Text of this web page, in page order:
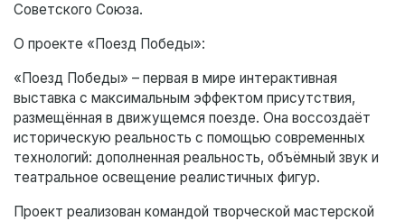
Советского Союза.
О проекте «Поезд Победы»:
«Поезд Победы» – первая в мире интерактивная
выставка с максимальным эффектом присутствия,
размещённая в движущемся поезде. Она воссоздаёт
историческую реальность с помощью современных
технологий: дополненная реальность, объёмный звук и
театральное освещение реалистичных фигур.
Проект реализован командой творческой мастерской